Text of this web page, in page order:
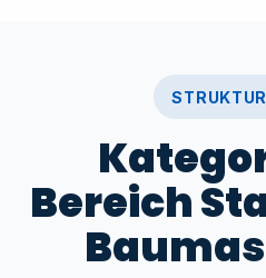
Bereich